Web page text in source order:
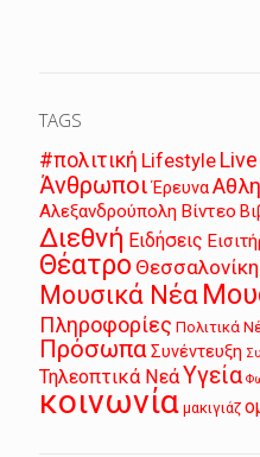
TAGS
#πολιτική Lifestyle Live
Άνθρωποι Έρευνα
Αλεξανδρούπολη Βίντεο
Διεθνή Ειδήσεις
Θέατρο Θεσσαλονίκη
Μουσικά Νέα
Πληροφορίες Πολιτικά
ΠρόσωπαΣυνέντευξη
Τηλεοπτικά ΝεάΥγεία
κοινωνία μακιγιάζ